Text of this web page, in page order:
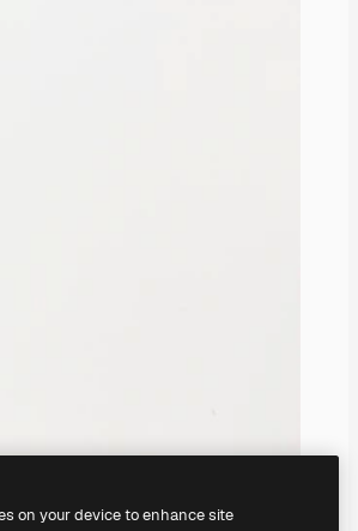
on your device to enhance site